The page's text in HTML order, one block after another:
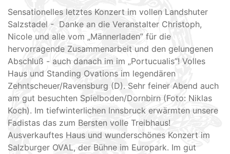
Sensationelles letztes Konzert im vollen Landshuter
Salzstadel - Danke an die Veranstalter Christoph,
Nicole und alle vom „Männerladen” für die
hervorragende Zusammenarbeit und den gelungenen
Abschluß - auch danach im im „Portucualis”! Volles
Haus und Standing Ovations im legendären
Zehntscheuer/Ravensburg (D). Sehr feiner Abend auch
am gut besuchten Spielboden/Dornbirn (Foto: Niklas
Koch). Im tiefwinterlichen Innsbruck erwärmten unsere
Fadistas das zum Bersten volle Treibhaus!
Ausverkauftes Haus und wunderschönes Konzert im
Salzburger OVAL, der Bühne im Europark. Im gut